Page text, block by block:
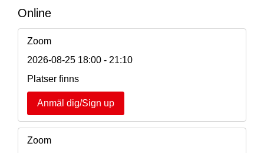
Online
Zoom
2026-08-25 18:00 - 21:10
Platser finns
Anmäl dig/Sign up
Zoom